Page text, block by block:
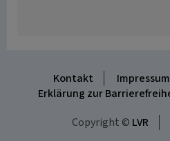
Kontakt Impressum
Erklärung zur
Copyright © LVR